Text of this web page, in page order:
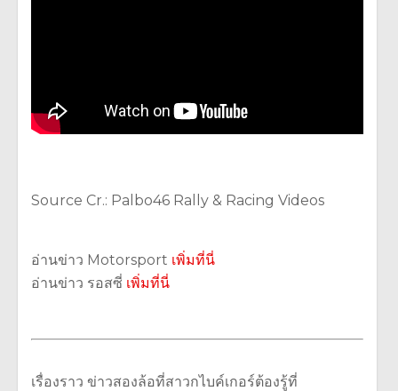
Source Cr.: Palbo46 Rally & Racing Videos
อ่านข่าว Motorsport เพิ่มที่นี่
อ่านข่าว รอสซี่ เพิ่มที่นี่
เรื่องราว ข่าวสองล้อที่สาวกไบค์เกอร์ต้องรู้ที่